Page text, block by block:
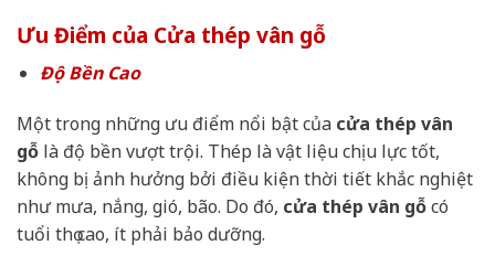
Ưu Điểm của Cửa thép vân gỗ
Độ Bền Cao
Một trong những ưu điểm nổi bật của cửa thép vân
gỗ là độ bền vượt trội. Thép là vật liệu chịu lực tốt,
không bị ảnh hưởng bởi điều kiện thời tiết khắc nghiệt
như mưa, nắng, gió, bão. Do đó, cửa thép vân gỗcó
tuổi thọ cao, ít phải bảo dưỡng.